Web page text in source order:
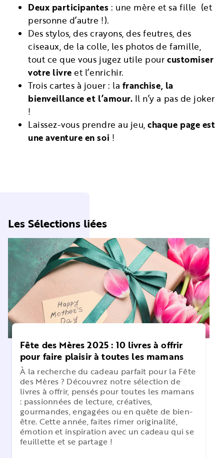
Deux participantes: une mère et sa fille (et
personne d’autre !).
Des stylos, des crayons, des feutres, des
ciseaux, de la colle, les photos de famille,
tout ce que vous jugez utile pourcustomiser
votre livreet l’enrichir.
Trois cartes à jouer : la franchise, la
bienveillance et l’amour. Il n’y a pas de joker
!
Laissez-vous prendre au jeu, chaque page est
une aventure en soi !
Les Sélections liées
Fête des Mères 2025 : 10 livres à offrir
pour faire plaisir à toutes les mamans
À la recherche du cadeau parfait pour la Fête
des Mères ? Découvrez notre sélection de
livres à offrir, pensés pour toutes les mamans
: passionnées de lecture, créatives,
gourmandes, engagées ou en quête de bien-
être. Cette année, faites rimer originalité,
émotion et inspiration avec un cadeau qui se
feuillette et se partage !